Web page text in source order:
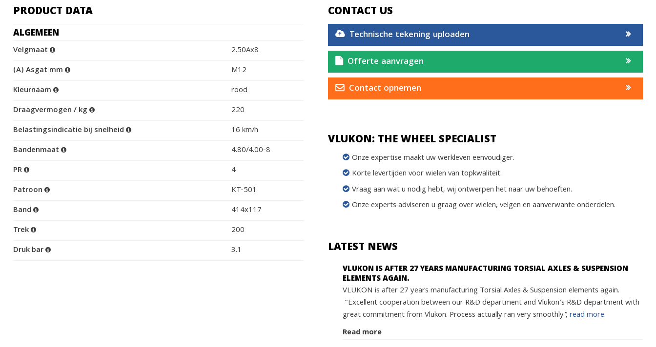
PRODUCT DATA
ALGEMEEN
Velgmaat
2.50Ax8
(A) Asgat mm
M12
Kleurnaam
rood
Draagvermogen / kg
220
Belastingsindicatie bij snelheid
16 km/h
Bandenmaat
4.80/4.00-8
PR
4
Patroon
KT-501
Band
414x117
Trek
200
Druk bar
3.1
CONTACT US
Technische tekening uploaden
Offerte aanvragen
Contact opnemen
VLUKON: THE WHEEL SPECIALIST
Onze expertise maakt uw werkleven eenvoudiger.
Korte levertijden voor wielen van topkwaliteit.
Vraag aan wat u nodig hebt, wij ontwerpen het naar uw behoeften.
Onze experts adviseren u graag over wielen, velgen en aanverwante onderdelen.
LATEST NEWS
VLUKON IS AFTER 27 YEARS MANUFACTURING TORSIAL AXLES & SUSPENSION
ELEMENTS AGAIN.
VLUKON is after 27 years manufacturing Torsial Axles & Suspension elements again.
“Excellent cooperation between our R&D department and Vlukon's R&D department with
great commitment from Vlukon. Process actually ran very smoothly”,read more.
Read more